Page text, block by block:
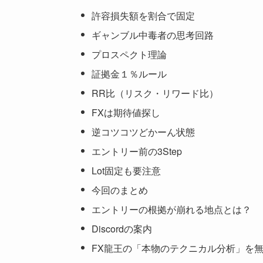
許容損失額を割合で固定
ギャンブル中毒者の思考回路
プロスペクト理論
証拠金１％ルール
RR比（リスク・リワード比）
FXは期待値探し
逆コツコツどかーん状態
エントリー前の3Step
Lot固定も要注意
今回のまとめ
エントリーの根拠が崩れる地点とは？
Discordの案内
FX龍王の「本物のテクニカル分析」を